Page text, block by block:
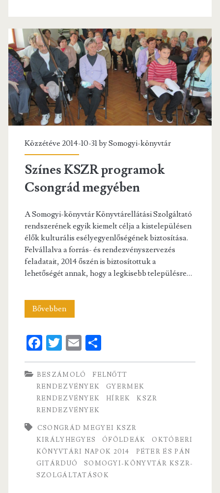
Közzétéve 2014-10-31 bySomogyi-könyvtár
Színes KSZR programok
Csongrád megyében
A Somogyi-könyvtár Könyvtárellátási Szolgáltató
rendszerének egyik kiemelt célja a kistelepülésen
élők kulturális esélyegyenlőségének biztosítása.
Felvállalva a forrás- és rendezvényszervezés
feladatait, 2014 őszén is biztosítottuk a
lehetőségét annak, hogy a legkisebb településre…
BővebbenSzínes
programok
Csongrád
megyében
Fa
ce
b
o
o
k
T
w
itt
er
E
m
ai
l
S
ha
re
BESZÁMOLÓ
FELNŐTT
RENDEZVÉNYEK
GYERMEK
RENDEZVÉNYEK
HÍREK
KSZR
RENDEZVÉNYEK
CSONGRÁD MEGYEI KSZR
KIRÁLYHEGYES
ÓFÖLDEÁK
OKTÓBERI
KÖNYVTÁRI NAPOK 2014
PÉTER ÉS PÁN
GITÁRDUÓ
SOMOGYI-KÖNYVTÁR KSZR-
SZOLGÁLTATÁSOK